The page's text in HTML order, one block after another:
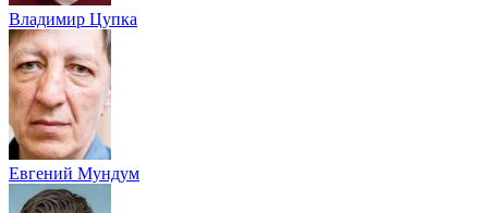
Владимир Цупка
Евгений Мундум